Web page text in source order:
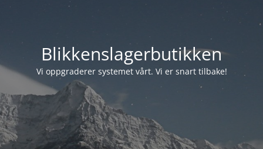
Blikkenslagerbutikken
Vi oppgraderer systemet vårt. Vi er snart tilbake!